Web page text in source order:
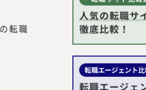
イノベーションやリスキ
増えていることから、こ
て、外部人材活用や新規
テナビリティに関する調査
転職